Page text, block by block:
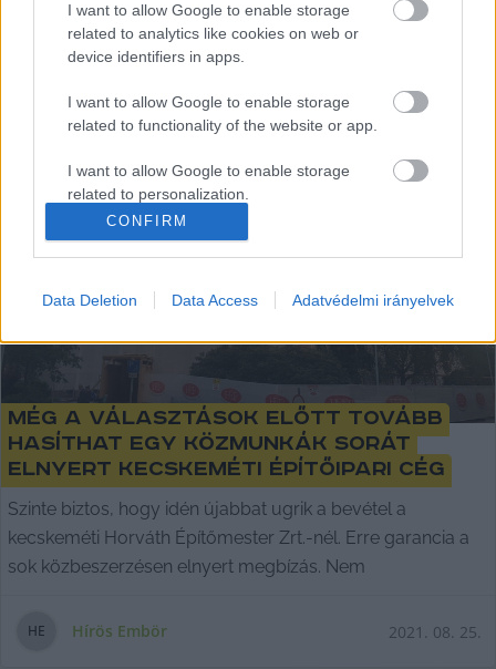
I want to allow Google to enable storage
related to analytics like cookies on web or
device identifiers in apps.
I want to allow Google to enable storage
related to functionality of the website or app.
I want to allow Google to enable storage
related to personalization.
I want to allow Google to enable storage
related to security, including authentication
user protection.
CONFIRM
Data Deletion Data Access Adatvédelmi irányelvek
Közbeszerzési Zrt. közölte az uniós közbeszerzési
Még a választások előtt tovább
hasíthat egy közmunkák sorát
elnyert kecskeméti építőipari cég
Szinte biztos, hogy idén újabbat ugrik a bevétel a
kecskeméti Horváth Építőmester Zrt.-nél. Erre garancia a
sok közbeszerzésen elnyert megbízás. Nem
HE Hírös Embör 2021. 08. 25.